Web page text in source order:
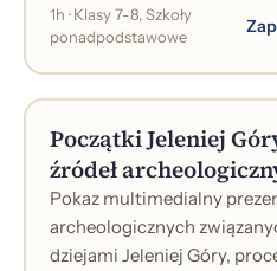
badań, najciekawszych
1h · Klasy 7-8, Szkoły
ponadpodstawowe
Początki Jeleniej
źródeł
Pokaz multimedialny
archeologicznych
dziejami Jeleniej Góry,